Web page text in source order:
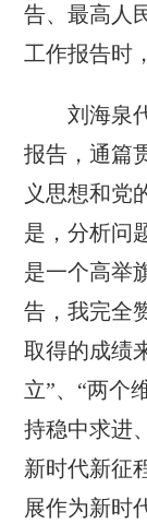
告、最高人
工作报告时
刘海泉代
报告，通篇
义思想和党
是，分析问
是一个高举
告，我完全
取得的成绩
立”、“两个
持稳中求进
新时代新征
展作为新时